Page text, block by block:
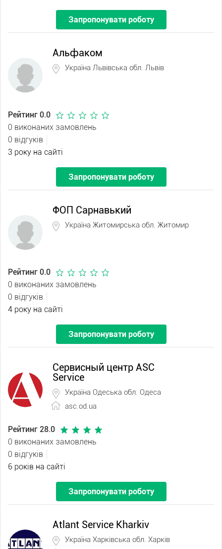
Запропонувати роботу
Альфаком
Україна Львівська обл. Львів
Рейтинг 0.0
0 виконаних замовлень
0 відгуків
3 року на сайті
Запропонувати роботу
ФОП Сарнавький
Україна Житомирська обл. Житомир
Рейтинг 0.0
0 виконаних замовлень
0 відгуків
4 року на сайті
Запропонувати роботу
Сервисный центр ASC
Service
Україна Одеська обл. Одеса
asc.od.ua
Рейтинг 28.0
0 виконаних замовлень
0 відгуків
6 років на сайті
Запропонувати роботу
Atlant Service Kharkiv
Україна Харківська обл. Харків